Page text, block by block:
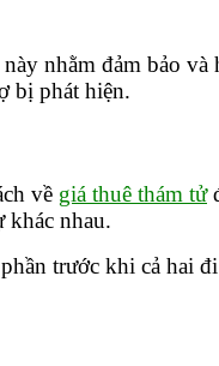
nhằm đảm bảo
bị phát hiện.
về giá thuê thám tử
khác nhau.
trước khi cả hai